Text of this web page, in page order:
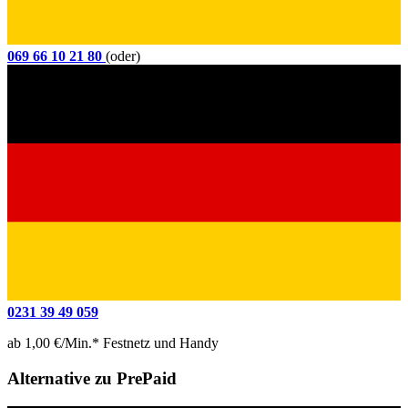
069 66 10 21 80 (oder)
0231 39 49 059
ab 1,00 €/Min.* Festnetz und Handy
Alternative zu PrePaid